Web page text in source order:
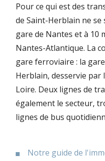
Pour ce qui est des
de Saint-Herblain ne se
gare de Nantes et à 10
Nantes-Atlantique. La
gare ferroviaire : la
Herblain, desservie par
Loire. Deux lignes de
également le secteur,
lignes de bus
Notre guide de